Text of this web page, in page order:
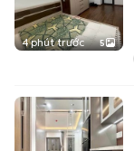
4 phút trước 5